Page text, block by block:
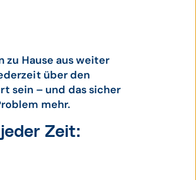
zu Hause aus weiter
über den
sein – und das sicher
mehr.
Zeit: